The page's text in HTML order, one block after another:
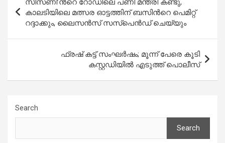
navigation
സീസണി’ന്‍റെ റോഡിലെ പണി മന്ത്രി കണ്ടു,
കാലടിയിലെ മത്സര ഓട്ടത്തിന് ബസിന്‍റെ പെ‍മിറ്റ്
റദ്ദാക്കും, ലൈസൻസ് സസ്പെൻഡ് ചെയ്യും
ഫ്രഷ് കട്ട് സംഘര്‍ഷം; മൂന്ന് പേരെ കൂടി
കസ്റ്റഡിയിൽ എടുത്ത് പൊലീസ്
Search
Search